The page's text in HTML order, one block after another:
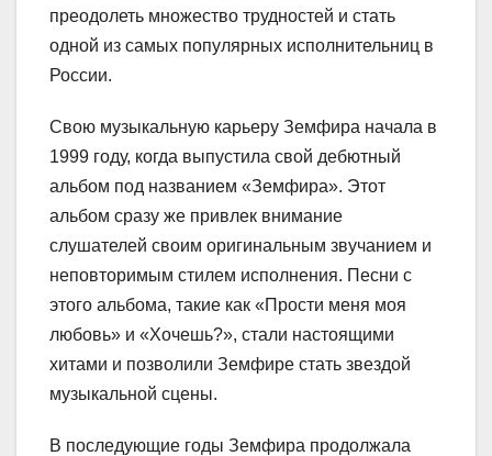
преодолеть множество трудностей и стать
одной из самых популярных исполнительниц в
России.
Свою музыкальную карьеру Земфира начала в
1999 году, когда выпустила свой дебютный
альбом под названием «Земфира». Этот
альбом сразу же привлек внимание
слушателей своим оригинальным звучанием и
неповторимым стилем исполнения. Песни с
этого альбома, такие как «Прости меня моя
любовь» и «Хочешь?», стали настоящими
хитами и позволили Земфире стать звездой
музыкальной сцены.
В последующие годы Земфира продолжала